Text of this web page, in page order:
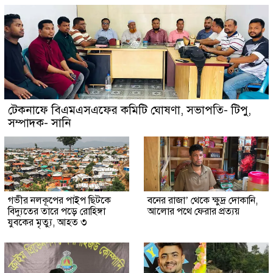
টেকনাফে বিএমএসএফের কমিটি ঘোষণা, সভাপতি- টিপু,
সম্পাদক- সানি
গভীর নলকূপের পাইপ ছিটকে
বিদ্যুতের তারে পড়ে রোহিঙ্গা
যুবকের মৃত্যু, আহত ৩
বনের রাজা’ থেকে ক্ষুদ্র দোকানি,
আলোর পথে ফেরার প্রত্যয়